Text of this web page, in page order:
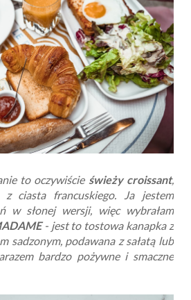
to oczywiście świeży croissant,
z ciasta francuskiego. Ja jestem
w słonej wersji, więc wybrałam
- jest to tostowa kanapka z
sadzonym, podawana z sałatą lub
bardzo pożywne i smaczne